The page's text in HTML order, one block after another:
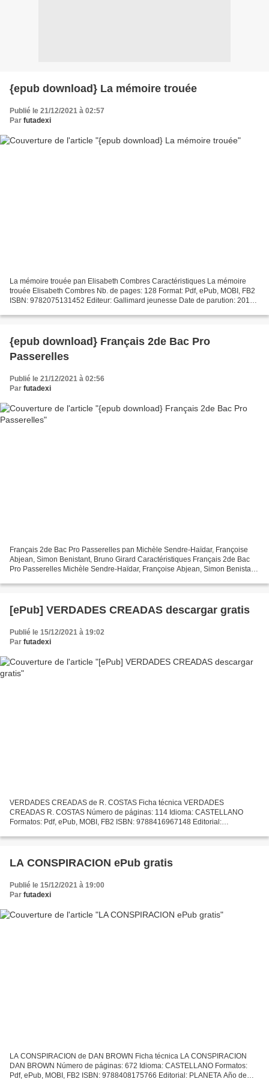
{epub download} La mémoire trouée
Publié le 21/12/2021 à 02:57
Par futadexi
La mémoire trouée pan Elisabeth Combres Caractéristiques La mémoire
trouée Elisabeth Combres Nb. de pages: 128 Format: Pdf, ePub, MOBI, FB2
ISBN: 9782075131452 Editeur: Gallimard jeunesse Date de parution: 2019
{epub download} Français 2de Bac Pro
Passerelles
Publié le 21/12/2021 à 02:56
Par futadexi
Français 2de Bac Pro Passerelles pan Michèle Sendre-Haïdar, Françoise
Abjean, Simon Benistant, Bruno Girard Caractéristiques Français 2de Bac
Pro Passerelles Michèle Sendre-Haïdar, Françoise Abjean, Simon Benistant,
[ePub] VERDADES CREADAS descargar gratis
Publié le 15/12/2021 à 19:02
Par futadexi
VERDADES CREADAS de R. COSTAS Ficha técnica VERDADES
CREADAS R. COSTAS Número de páginas: 114 Idioma: CASTELLANO
Formatos: Pdf, ePub, MOBI, FB2 ISBN: 9788416967148 Editorial:
Ebook para pc...
LA CONSPIRACION ePub gratis
Publié le 15/12/2021 à 19:00
Par futadexi
LA CONSPIRACION de DAN BROWN Ficha técnica LA CONSPIRACION
DAN BROWN Número de páginas: 672 Idioma: CASTELLANO Formatos:
Pdf, ePub, MOBI, FB2 ISBN: 9788408175766 Editorial: PLANETA Año de